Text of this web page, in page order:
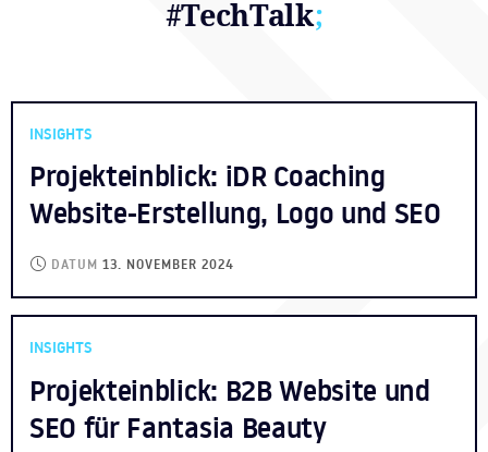
#TechTalk;
INSIGHTS
Projekteinblick: iDR Coaching
Website-Erstellung, Logo und SEO
DATUM 13. NOVEMBER 2024
INSIGHTS
Projekteinblick: B2B Website und
SEO für Fantasia Beauty